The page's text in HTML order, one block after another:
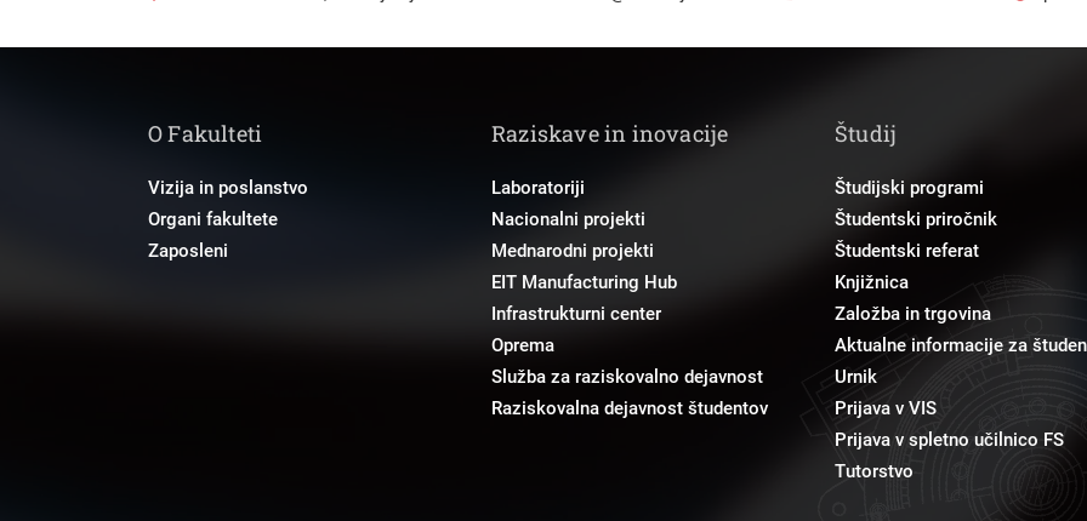
O Fakulteti
Vizija in poslanstvo
Organi fakultete
Zaposleni
Raziskave in inovacije
Laboratoriji
Nacionalni projekti
Mednarodni projekti
EIT Manufacturing Hub
Infrastrukturni center
Oprema
Služba za raziskovalno dejavnost
Raziskovalna dejavnost študentov
Študij
Študijski programi
Študentski priročnik
Študentski referat
Knjižnica
Založba in trgovina
Aktualne informacije za
Urnik
Prijava v VIS
Prijava v spletno učilnico FS
Tutorstvo